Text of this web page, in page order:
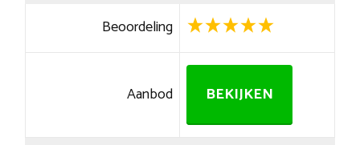
Beoordeling
Aanbod BEKIJKEN